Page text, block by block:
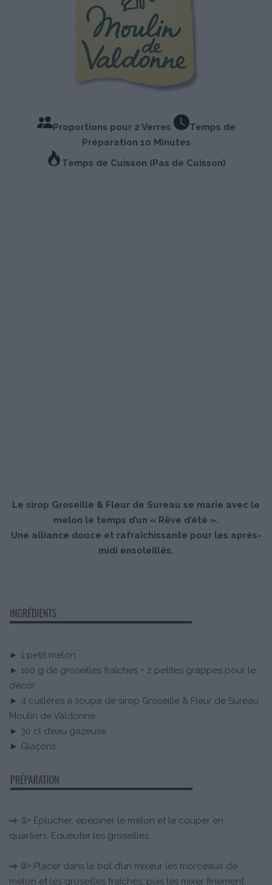
Proportions pour 2 Verres
Temps de
Préparation 10 Minutes
Temps de Cuisson (Pas de Cuisson)
Le sirop Groseille & Fleur de Sureau se marie avec le
melon le temps d’un « Rêve d’été ».
Une alliance douce et rafraîchissante pour les après-
midi ensoleillés.
► 1 petit melon
► 100 g de groseilles fraîches + 2 petites grappes pour le
décor
► 4 cuillères à soupe de sirop Groseille & Fleur de Sureau
Moulin de Valdonne
► 30 cl d’eau gazeuse
► Glaçons
①• Éplucher, épépiner le melon et le couper en
quartiers. Équeuter les groseilles.
②• Placer dans le bol d’un mixeur les morceaux de
melon et les groseilles fraîches, puis les mixer finement.